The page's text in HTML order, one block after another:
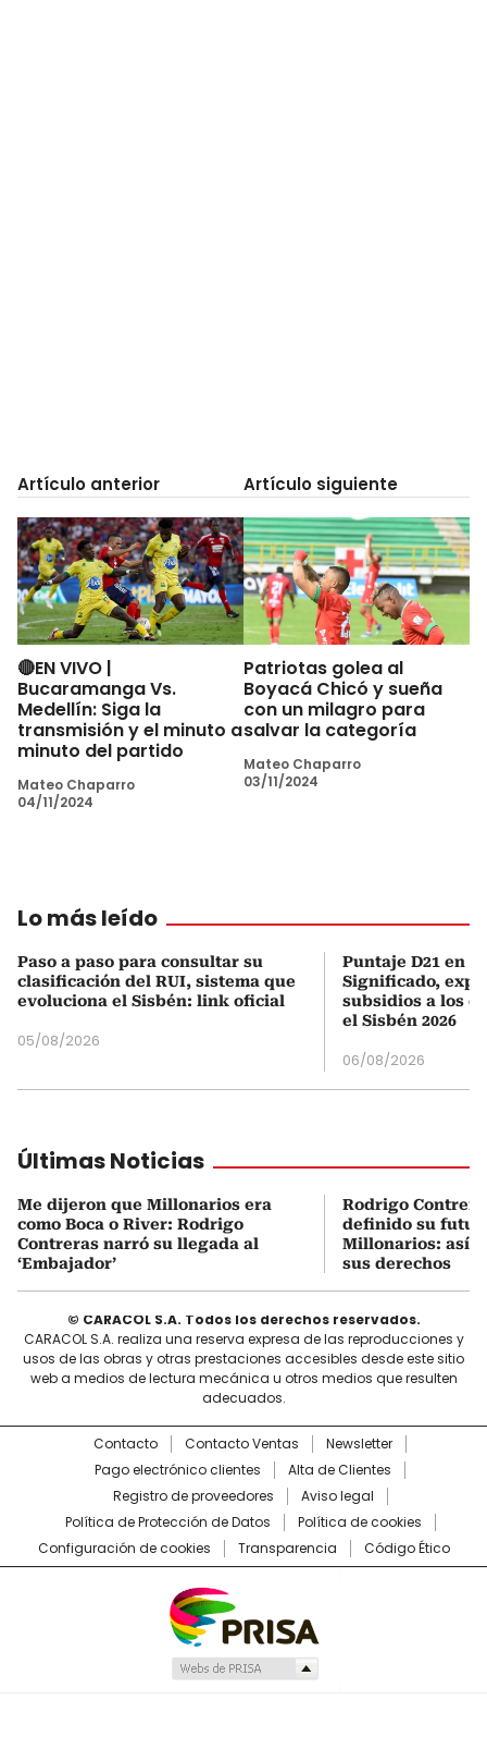
Artículo anterior
🔴EN VIVO |
Bucaramanga Vs.
Medellín: Siga la
transmisión y el minuto a
minuto del partido
Mateo Chaparro
04/11/2024
Artículo siguiente
Patriotas golea al
Boyacá Chicó y sueña
con un milagro para
salvar la categoría
Mateo Chaparro
03/11/2024
Lo más leído
Paso a paso para consultar su
clasificación del RUI, sistema que
evoluciona el Sisbén: link oficial
05/08/2026
Puntaje D21 en
Significado,
subsidios a los
el Sisbén 2026
06/08/2026
Últimas Noticias
Me dijeron que Millonarios era
como Boca o River: Rodrigo
Contreras narró su llegada al
‘Embajador’
Rodrigo
definido su
Millonarios: así
sus derechos
© CARACOL S.A. Todos los derechos reservados.
CARACOL S.A. realiza una reserva expresa de las reproducciones y
usos de las obras y otras prestaciones accesibles desde este sitio
web a medios de lectura mecánica u otros medios que resulten
adecuados.
Contacto Contacto Ventas
Newsletter
Pago electrónico clientes
Alta de Clientes
Registro de proveedores
Aviso legal
Política de Protección de Datos
Política de cookies
Configuración de cookies
Transparencia Código Ético